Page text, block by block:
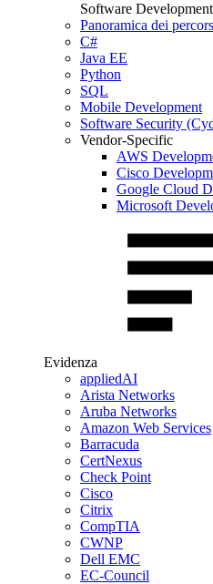
Software Development
Panoramica dei
C#
Java EE
Python
SQL
Mobile Development
Software Security
Vendor-Specific
AWS
Cisco
Google Cloud
Microsoft
Evidenza
appliedAI
Arista Networks
Aruba Networks
Amazon Web Services
Barracuda
CertNexus
Check Point
Cisco
Citrix
CompTIA
CWNP
Dell EMC
EC-Council